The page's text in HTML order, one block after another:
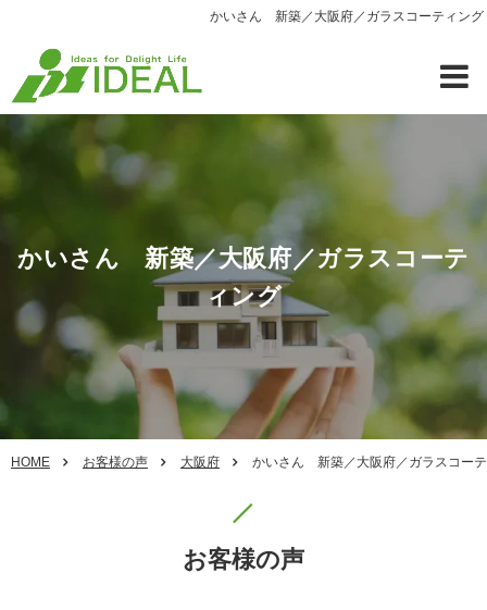
かいさん 新築／大阪府／ガラスコーティング
かいさん 新築／大阪府／ガラスコーテ
ィング
HOME お客様の声 大阪府 かいさん 新築／大阪府／ガラスコー
お客様の声